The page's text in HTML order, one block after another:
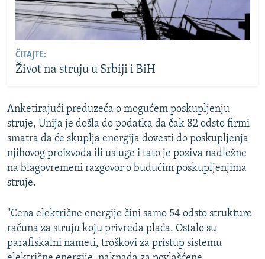
ČITAJTE:
Život na struju u Srbiji i BiH
Anketirajući preduzeća o mogućem poskupljenju
struje, Unija je došla do podatka da čak 82 odsto firmi
smatra da će skuplja energija dovesti do poskupljenja
njihovog proizvoda ili usluge i tato je poziva nadležne
na blagovremeni razgovor o budućim poskupljenjima
struje.
"Cena električne energije čini samo 54 odsto strukture
računa za struju koju privreda plaća. Ostalo su
parafiskalni nameti, troškovi za pristup sistemu